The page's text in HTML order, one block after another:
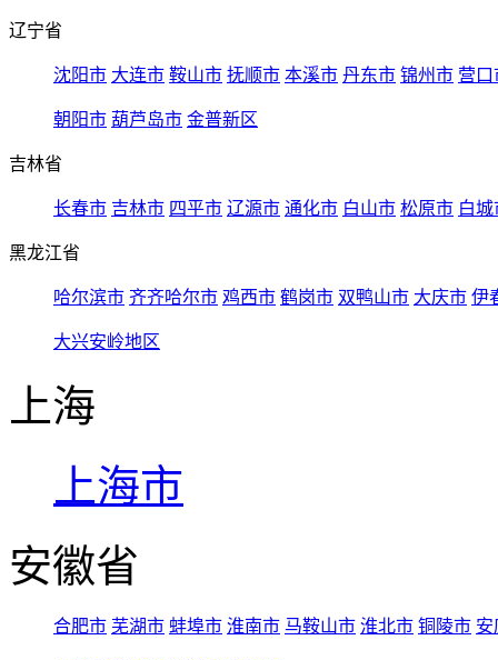
辽宁省
沈阳市 大连市 鞍山市 抚顺市 本溪市 丹东市 锦州市 营口
朝阳市 葫芦岛市 金普新区
吉林省
长春市 吉林市 四平市 辽源市 通化市 白山市 松原市 白城
黑龙江省
哈尔滨市 齐齐哈尔市 鸡西市 鹤岗市 双鸭山市 大庆市 伊
大兴安岭地区
上海
上海市
安徽省
合肥市 芜湖市 蚌埠市 淮南市 马鞍山市 淮北市 铜陵市 安